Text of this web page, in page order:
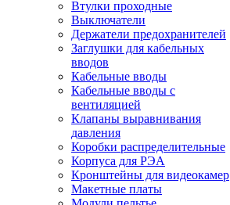
Втулки проходные
Выключатели
Держатели предохранителей
Заглушки для кабельных
вводов
Кабельные вводы
Кабельные вводы с
вентиляцией
Клапаны выравнивания
давления
Коробки распределительные
Корпуса для РЭА
Кронштейны для видеокамер
Макетные платы